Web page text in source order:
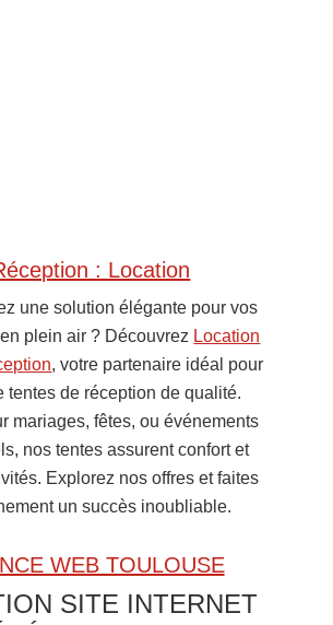
: Location
une solution élégante pour vos
plein air ? Découvrez Location
, votre partenaire idéal pour
tentes de réception de qualité.
mariages, fêtes, ou événements
nos tentes assurent confort et
Explorez nos offres et faites
un succès inoubliable.
WEB TOULOUSE
SITE INTERNET